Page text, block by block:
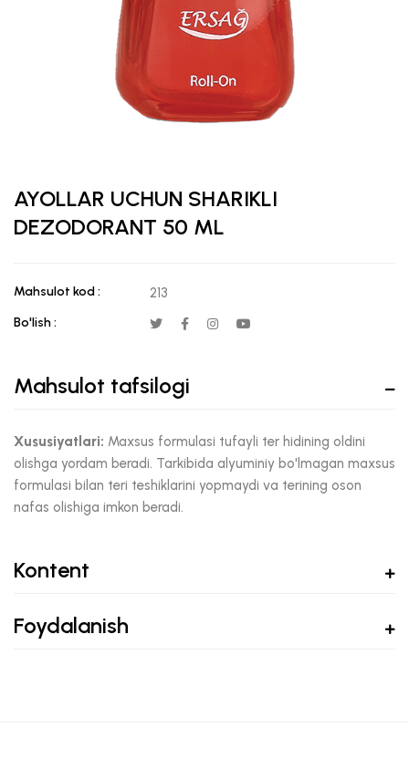
AYOLLAR UCHUN SHARIKLI
DEZODORANT 50 ML
Mahsulot kod : 213
Bo'lish :
Mahsulot tafsilogi
Xususiyatlari: Maxsus formulasi tufayli ter hidining oldini
olishga yordam beradi. Tarkibida alyuminiy bo'lmagan maxsus
formulasi bilan teri teshiklarini yopmaydi va terining oson
nafas olishiga imkon beradi.
Kontent
Foydalanish